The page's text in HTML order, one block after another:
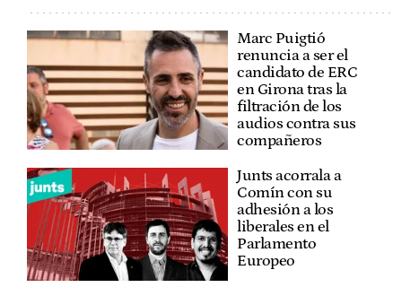
Marc Puigtió
renuncia a ser el
candidato de ERC
en Girona tras la
filtración de los
audios contra sus
compañeros
Junts acorrala a
Comín con su
adhesión a los
liberales en el
Parlamento
Europeo